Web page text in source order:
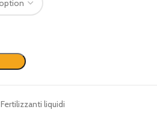
Fertilizzanti liquidi